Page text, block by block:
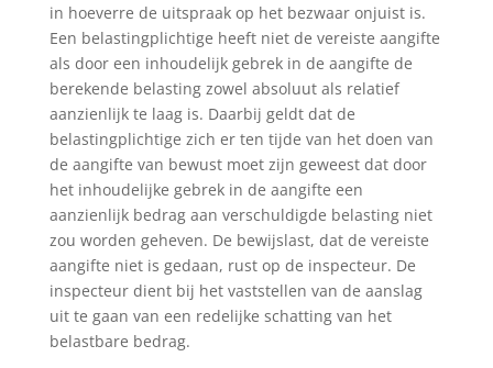
in hoeverre de uitspraak op het bezwaar onjuist is.
Een belastingplichtige heeft niet de vereiste aangifte
als door een inhoudelijk gebrek in de aangifte de
berekende belasting zowel absoluut als relatief
aanzienlijk te laag is. Daarbij geldt dat de
belastingplichtige zich er ten tijde van het doen van
de aangifte van bewust moet zijn geweest dat door
het inhoudelijke gebrek in de aangifte een
aanzienlijk bedrag aan verschuldigde belasting niet
zou worden geheven. De bewijslast, dat de vereiste
aangifte niet is gedaan, rust op de inspecteur. De
inspecteur dient bij het vaststellen van de aanslag
uit te gaan van een redelijke schatting van het
belastbare bedrag.